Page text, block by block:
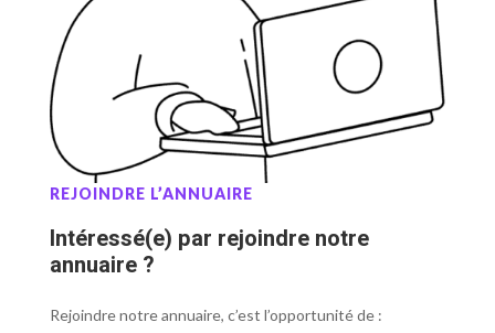
REJOINDRE L’ANNUAIRE
Intéressé(e) par rejoindre notre
annuaire ?
Rejoindre notre annuaire, c’est l’opportunité de :